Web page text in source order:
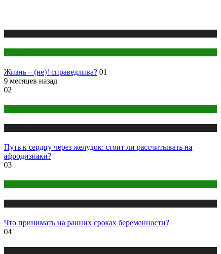
Жизнь – (не)! справедлива? 01
9 месяцев назад
02
Путь к сердцу через желудок: стоит ли рассчитывать на
афродизиаки?
03
Что принимать на ранних сроках беременности?
04